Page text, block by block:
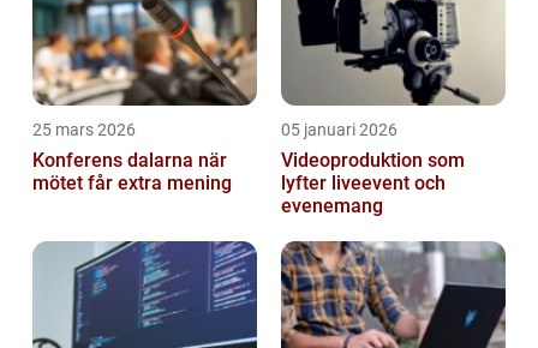
25 mars 2026
Konferens dalarna när
mötet får extra mening
05 januari 2026
Videoproduktion som
lyfter liveevent och
evenemang